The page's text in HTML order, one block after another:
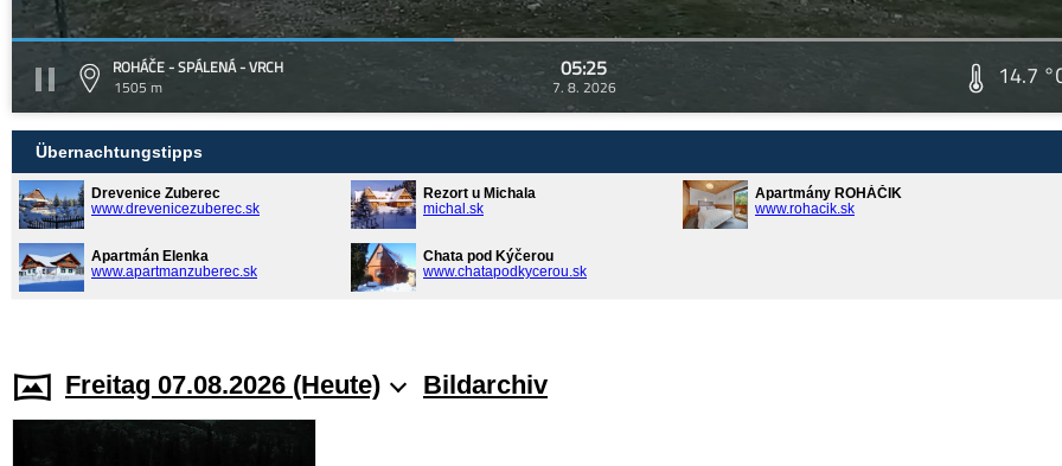
ROHÁČE - SPÁLENÁ - VRCH
1505 m
05:25
7. 8. 2026 14.7
Übernachtungstipps
Drevenice Zuberec
www.drevenicezuberec.sk
Rezort u Michala
michal.sk
Apartmány ROHÁČIK
www.rohacik.sk
Apartmán Elenka
www.apartmanzuberec.sk
Chata pod Kýčerou
www.chatapodkycerou.sk
Freitag 07.08.2026 (Heute) Bildarchiv